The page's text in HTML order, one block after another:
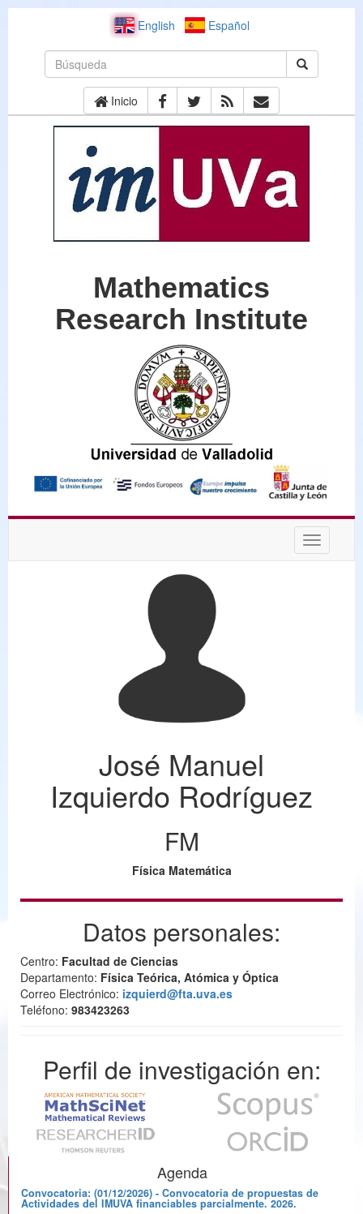
English Español
Inicio
Mathematics
Research Institute
Desplegar
José Manuel
Izquierdo Rodríguez
FM
Física Matemática
Datos personales:
Centro: Facultad de Ciencias
Departamento: Física Teórica, Atómica y Óptica
Correo Electrónico: izquierd@fta.uva.es
Teléfono: 983423263
Perfil de investigación en:
Agenda
Convocatoria: (01/12/2026) - Convocatoria de propuestas de
Actividades del IMUVA financiables parcialmente. 2026.